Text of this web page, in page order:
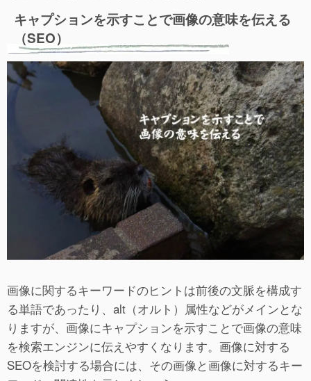
キャプションを示すことで画像の意味を伝える
（SEO）
画像に関するキーワードのヒントは前後の文脈を構成す
る単語であったり、alt（オルト）属性などがメインとな
りますが、画像にキャプションを示すことで画像の意味
を検索エンジンに伝えやすくなります。画像に対する
SEOを検討する場合には、その画像と画像に対するキー